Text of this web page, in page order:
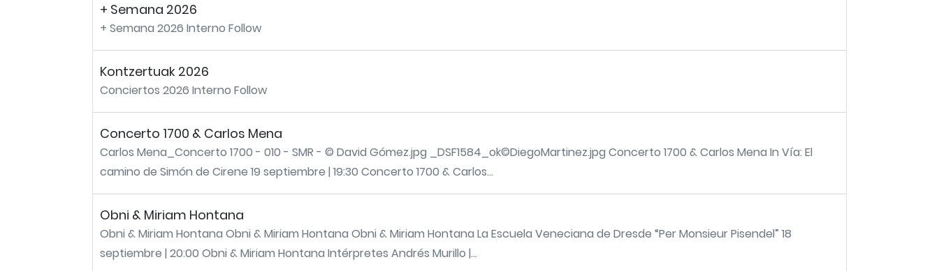
+ Semana 2026
+ Semana 2026 Interno Follow
Kontzertuak 2026
Conciertos 2026 Interno Follow
Concerto 1700 & Carlos Mena
Carlos Mena_Concerto 1700 - 010 - SMR - © David Gómez.jpg _DSF1584_ok©DiegoMartinez.jpg Concerto 1700 & Carlos Mena In Vía: El
camino de Simón de Cirene 19 septiembre | 19:30 Concerto 1700 & Carlos...
Obni & Miriam Hontana
Obni & Miriam Hontana Obni & Miriam Hontana Obni & Miriam Hontana La Escuela Veneciana de Dresde “Per Monsieur Pisendel” 18
septiembre | 20:00 Obni & Miriam Hontana Intérpretes Andrés Murillo |...